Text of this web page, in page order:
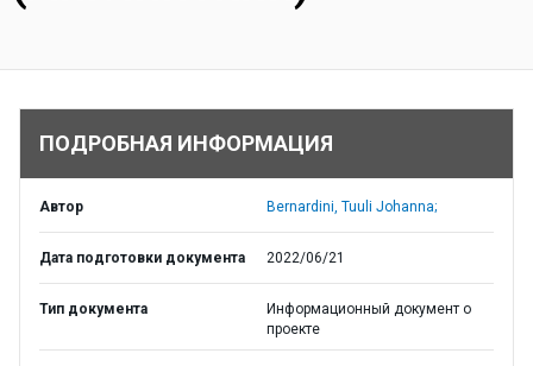
ПОДРОБНАЯ ИНФОРМАЦИЯ
Автор Bernardini, Tuuli Johanna;
Дата подготовки документа 2022/06/21
Тип документа
Информационный документ о
проекте